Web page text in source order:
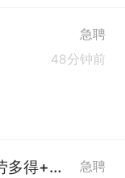
急聘
48分钟前
美团骑手送餐员（薪资周结+多劳多得+努力过万） 急聘